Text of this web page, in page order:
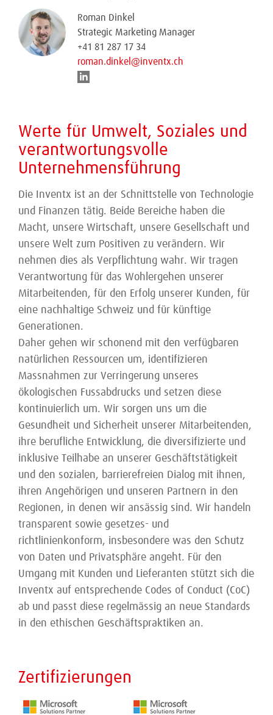
Roman Dinkel
Strategic Marketing Manager
+41 81 287 17 34
roman.dinkel@inventx.ch
Werte für Umwelt, Soziales und
verantwortungsvolle
Unternehmensführung
Die Inventx ist an der Schnittstelle von Technologie
und Finanzen tätig. Beide Bereiche haben die
Macht, unsere Wirtschaft, unsere Gesellschaft und
unsere Welt zum Positiven zu verändern. Wir
nehmen dies als Verpflichtung wahr. Wir tragen
Verantwortung für das Wohlergehen unserer
Mitarbeitenden, für den Erfolg unserer Kunden, für
eine nachhaltige Schweiz und für künftige
Generationen.
Daher gehen wir schonend mit den verfügbaren
natürlichen Ressourcen um, identifizieren
Massnahmen zur Verringerung unseres
ökologischen Fussabdrucks und setzen diese
kontinuierlich um. Wir sorgen uns um die
Gesundheit und Sicherheit unserer Mitarbeitenden,
ihre berufliche Entwicklung, die diversifizierte und
inklusive Teilhabe an unserer Geschäftstätigkeit
und den sozialen, barrierefreien Dialog mit ihnen,
ihren Angehörigen und unseren Partnern in den
Regionen, in denen wir ansässig sind. Wir handeln
transparent sowie gesetzes- und
richtlinienkonform, insbesondere was den Schutz
von Daten und Privatsphäre angeht. Für den
Umgang mit Kunden und Lieferanten stützt sich die
Inventx auf entsprechende Codes of Conduct (CoC)
ab und passt diese regelmässig an neue Standards
in den ethischen Geschäftspraktiken an.
Zertifizierungen